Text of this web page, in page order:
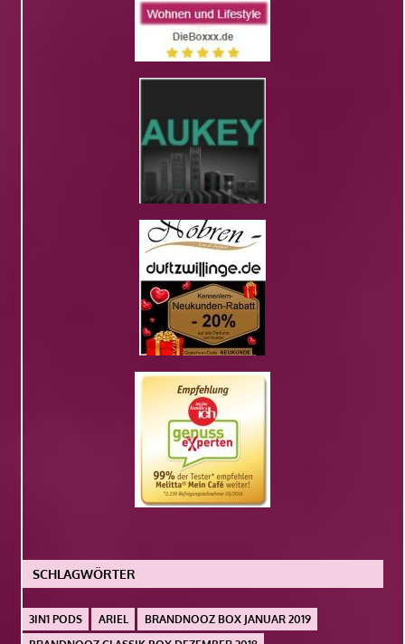
SCHLAGWÖRTER
3IN1 PODS ARIEL
BRANDNOOZ BOX JANUAR 2019